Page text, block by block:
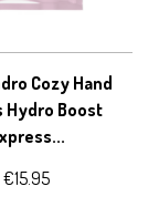
Cozy Hand
Hydro Boost
€15.95